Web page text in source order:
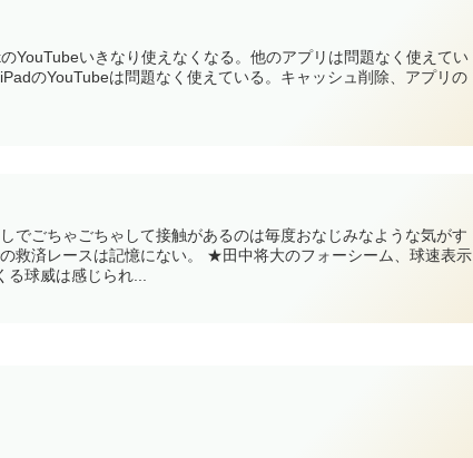
YouTubeいきなり使えなくなる。他のアプリは問題なく使えてい
のYouTubeは問題なく使えている。キャッシュ削除、アプリの
でごちゃごちゃして接触があるのは毎度おなじみなような気がす
救済レースは記憶にない。 ★田中将大のフォーシーム、球速表示
球威は感じられ...